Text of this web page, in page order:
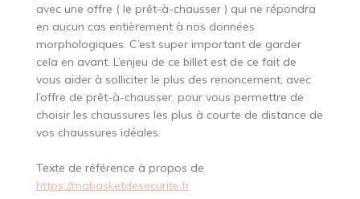
avec une offre ( le prêt-à-chausser ) qui ne répondra
en aucun cas entièrement à nos données
morphologiques. C’est super important de garder
cela en avant. L’enjeu de ce billet est de ce fait de
vous aider à solliciter le plus des renoncement, avec
l’offre de prêt-à-chausser, pour vous permettre de
choisir les chaussures les plus à courte de distance de
vos chaussures idéales.
Texte de référence à propos de
https://mabasketdesecurite.fr